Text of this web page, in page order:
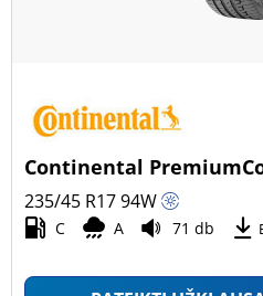
Continental
235/45 R1794W
C A 71 db